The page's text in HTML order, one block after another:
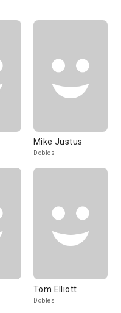
Mike Justus
Dobles
Tom Elliott
Dobles